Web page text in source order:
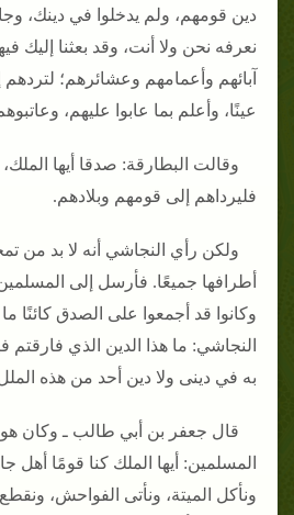
دين قومهم، ولم يدخلوا في دينك،
نعرفه نحن ولا أنت، وقد بعثنا
آبائهم وأعمامهم وعشائرهم؛ لتردهم
عينًا، وأعلم بما عابوا عليهم،
وقالت البطارقة‏:‏ صدقا أيها الملك،
فليرداهم إلى قومهم وبلادهم‏.‏
ولكن رأي النجاشي أنه لا بد من
أطرافها جميعًا‏.‏ فأرسل إلى
وكانوا قد أجمعوا على الصدق كائنًا
النجاشي‏:‏ ما هذا الدين الذي فارقتم
به في دينى ولا دين أحد من هذه
قال جعفر بن أبي طالب ـ وكان
المسلمين‏:‏ أيها الملك كنا قومًا أهل
ونأكل الميتة، ونأتى الفواحش،